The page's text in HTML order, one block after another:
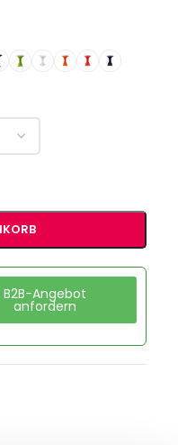
B2B-Angebot
anfordern